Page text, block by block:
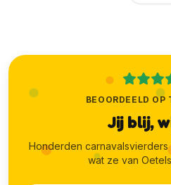
BEOORDEELD OP
Jij blij,
Honderden
wat ze van